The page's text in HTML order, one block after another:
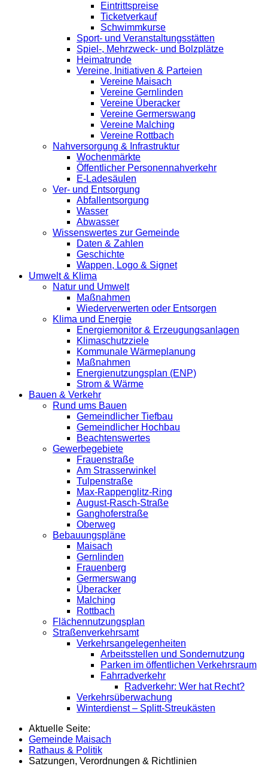
Eintrittspreise
Ticketverkauf
Schwimmkurse
Sport- und Veranstaltungsstätten
Spiel-, Mehrzweck- und Bolzplätze
Heimatrunde
Vereine, Initiativen & Parteien
Vereine Maisach
Vereine Gernlinden
Vereine Überacker
Vereine Germerswang
Vereine Malching
Vereine Rottbach
Nahversorgung & Infrastruktur
Wochenmärkte
Öffentlicher Personennahverkehr
E-Ladesäulen
Ver- und Entsorgung
Abfallentsorgung
Wasser
Abwasser
Wissenswertes zur Gemeinde
Daten & Zahlen
Geschichte
Wappen, Logo & Signet
Umwelt & Klima
Natur und Umwelt
Maßnahmen
Wiederverwerten oder Entsorgen
Klima und Energie
Energiemonitor & Erzeugungsanlagen
Klimaschutzziele
Kommunale Wärmeplanung
Maßnahmen
Energienutzungsplan (ENP)
Strom & Wärme
Bauen & Verkehr
Rund ums Bauen
Gemeindlicher Tiefbau
Gemeindlicher Hochbau
Beachtenswertes
Gewerbegebiete
Frauenstraße
Am Strasserwinkel
Tulpenstraße
Max-Rappenglitz-Ring
August-Rasch-Straße
Ganghoferstraße
Oberweg
Bebauungspläne
Maisach
Gernlinden
Frauenberg
Germerswang
Überacker
Malching
Rottbach
Flächennutzungsplan
Straßenverkehrsamt
Verkehrsangelegenheiten
Arbeitsstellen und Sondernutzung
Parken im öffentlichen Verkehrsraum
Fahrradverkehr
Radverkehr: Wer hat Recht?
Verkehrsüberwachung
Winterdienst – Splitt-Streukästen
Aktuelle Seite:
Gemeinde Maisach
Rathaus & Politik
Satzungen, Verordnungen & Richtlinien